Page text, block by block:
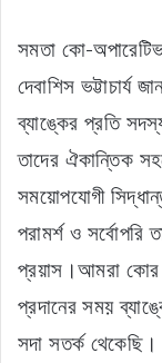
সমতা কো-
দেবাশিস ভট্টাচার্য
ব্যাঙ্কের প্রতি
তাদের ঐকান্তিক
সময়োপযোগী
পরামর্শ ও সর্বোপরি
প্রয়াস।আমরা কোর
প্রদানের সময়
সদা সতর্ক থেকেছি।